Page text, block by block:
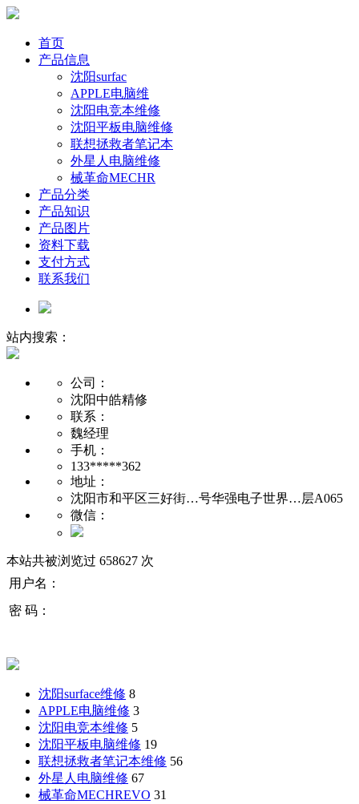
首页
产品信息
沈阳surfac
APPLE电脑维
沈阳电竞本维修
沈阳平板电脑维修
联想拯救者笔记本
外星人电脑维修
械革命MECHR
产品分类
产品知识
产品图片
资料下载
支付方式
联系我们
站内搜索：
公司：
沈阳中皓精修
联系：
魏经理
手机：
133*****362
地址：
沈阳市和平区三好街…号华强电子世界…层A065
微信：
本站共被浏览过 658627 次
用户名：
密 码：
沈阳surface维修 8
APPLE电脑维修 3
沈阳电竞本维修 5
沈阳平板电脑维修 19
联想拯救者笔记本维修 56
外星人电脑维修 67
械革命MECHREVO 31